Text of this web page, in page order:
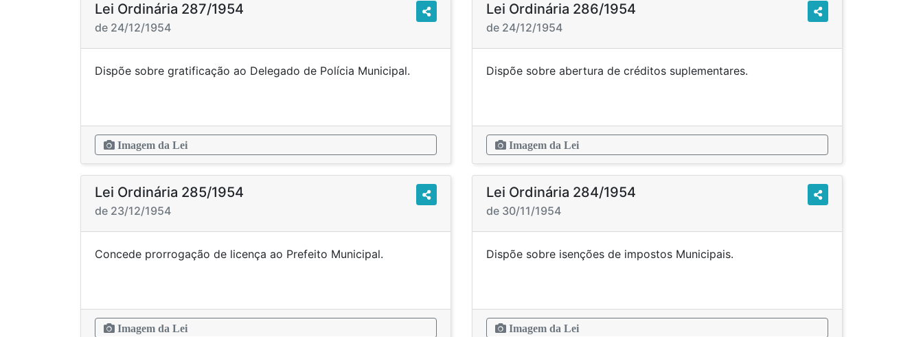
Lei Ordinária 287/1954
de 24/12/1954
Dispõe sobre gratificação ao Delegado de Polícia Municipal.
Imagem da Lei
Lei Ordinária 286/1954
de 24/12/1954
Dispõe sobre abertura de créditos suplementares.
Imagem da Lei
Lei Ordinária 285/1954
de 23/12/1954
Concede prorrogação de licença ao Prefeito Municipal.
Imagem da Lei
Lei Ordinária 284/1954
de 30/11/1954
Dispõe sobre isenções de impostos Municipais.
Imagem da Lei